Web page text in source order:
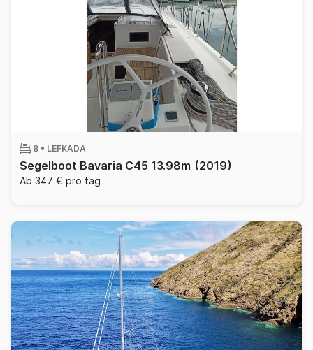
8 • LEFKADA
Segelboot Bavaria C45 13.98m (2019)
Ab 347 € pro tag